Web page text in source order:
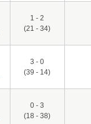
1 - 2
(21 - 34)
3 - 0
(39 - 14)
0 - 3
(18 - 38)